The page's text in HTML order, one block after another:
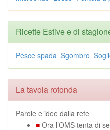
Ricette Estive e di
Pesce spada Sgombro
La tavola rotonda
Parole e idee dalla rete
■ Ora l’OMS tenta di